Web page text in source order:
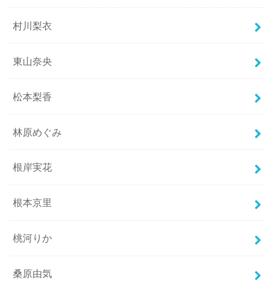
村川梨衣
東山奈央
松本梨香
林原めぐみ
根岸実花
根本京里
桃河りか
桑原由気